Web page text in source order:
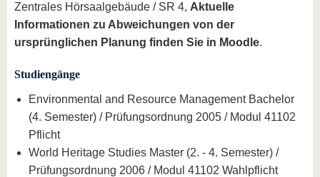
Zentrales Hörsaalgebäude / SR 4, Aktuelle
Informationen zu Abweichungen von der
ursprünglichen Planung finden Sie in Moodle.
Studiengänge
Environmental and Resource Management Bachelor
(4. Semester) / Prüfungsordnung 2005 / Modul 41102
Pflicht
World Heritage Studies Master (2. - 4. Semester) /
Prüfungsordnung 2006 / Modul 41102 Wahlpflicht